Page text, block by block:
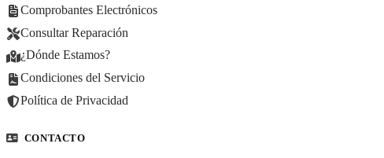
Comprobantes Electrónicos
Consultar Reparación
¿Dónde Estamos?
Condiciones del Servicio
Política de Privacidad
CONTACTO